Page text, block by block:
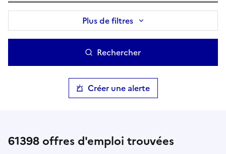
Plus de filtres
Rechercher
Créer une alerte
61398 offres d'emploi trouvées